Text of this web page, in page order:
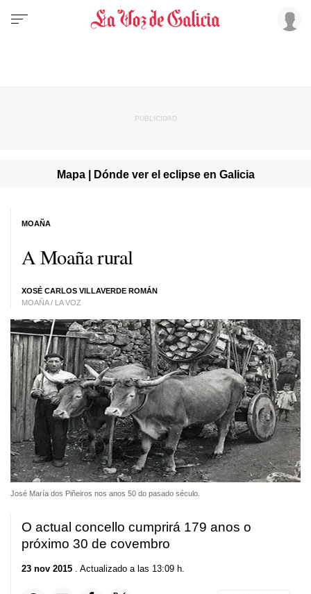
Mapa | Dónde ver el eclipse en Galicia
A Moaña rural
XOSÉ CARLOS VILLAVERDE ROMÁN
MOAÑA / LA VOZ
MOAÑA
José María dos Piñeiros nos anos 50 do pasado século.
O actual concello cumprirá 179 anos o
próximo 30 de covembro
23 nov 2015 . Actualizado a las 13:09 h.